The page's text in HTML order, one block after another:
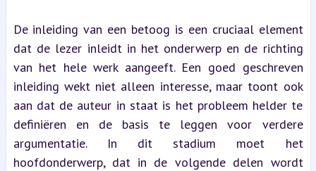
De inleiding van een betoog is een cruciaal element
dat de lezer inleidt in het onderwerp en de richting
van het hele werk aangeeft. Een goed geschreven
inleiding wekt niet alleen interesse, maar toont ook
aan dat de auteur in staat is het probleem helder te
definiëren en de basis te leggen voor verdere
argumentatie. In dit stadium moet het
hoofdonderwerp, dat in de volgende delen wordt